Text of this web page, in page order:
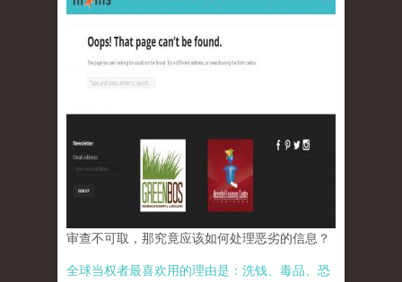
审查不可取，那究竟应该如何处理恶劣的信息？
全球当权者最喜欢用的理由是：洗钱、毒品、恐